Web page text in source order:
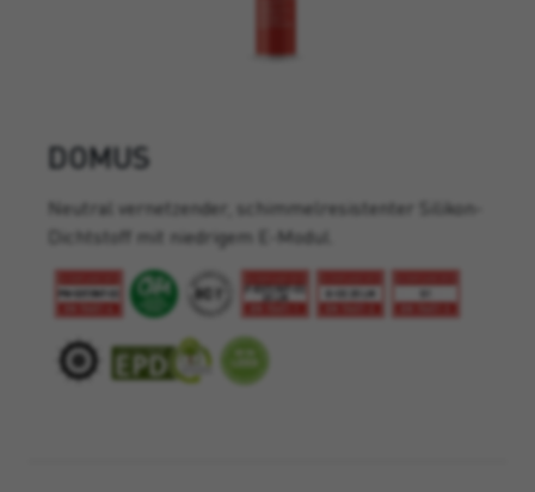
DOMUS
Neutral vernetzender, schimmelresistenter Silikon-
Dichtstoff mit niedrigem E-Modul.